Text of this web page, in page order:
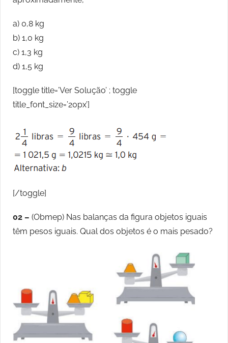
a) 0,8 kg
b) 1,0 kg
c) 1,3 kg
d) 1,5 kg
[toggle title=’Ver Solução’ ; toggle
title_font_size=’20px’]
[/toggle]
02 – (Obmep) Nas balanças da figura objetos iguais
têm pesos iguais. Qual dos objetos é o mais pesado?